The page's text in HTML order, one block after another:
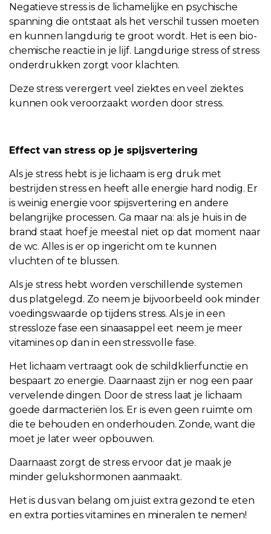
Negatieve stress is de lichamelijke en psychische
spanning die ontstaat als het verschil tussen moeten
en kunnen langdurig te groot wordt. Het is een bio-
chemische reactie in je lijf. Langdurige stress of stress
onderdrukken zorgt voor klachten.
Deze stress verergert veel ziektes en veel ziektes
kunnen ook veroorzaakt worden door stress.
Effect van stress op je spijsvertering
Als je stress hebt is je lichaam is erg druk met
bestrijden stress en heeft alle energie hard nodig. Er
is weinig energie voor spijsvertering en andere
belangrijke processen. Ga maar na: als je huis in de
brand staat hoef je meestal niet op dat moment naar
de wc. Alles is er op ingericht om te kunnen
vluchten of te blussen.
Als je stress hebt worden verschillende systemen
dus platgelegd. Zo neem je bijvoorbeeld ook minder
voedingswaarde op tijdens stress. Als je in een
stressloze fase een sinaasappel eet neem je meer
vitamines op dan in een stressvolle fase.
Het lichaam vertraagt ook de schildklierfunctie en
bespaart zo energie. Daarnaast zijn er nog een paar
vervelende dingen. Door de stress laat je lichaam
goede darmacteriën los. Er is even geen ruimte om
die te behouden en onderhouden. Zonde, want die
moet je later weer opbouwen.
Daarnaast zorgt de stress ervoor dat je maak je
minder gelukshormonen aanmaakt.
Het is dus van belang om juist extra gezond te eten
en extra porties vitamines en mineralen te nemen!